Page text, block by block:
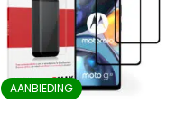
AANBIEDING